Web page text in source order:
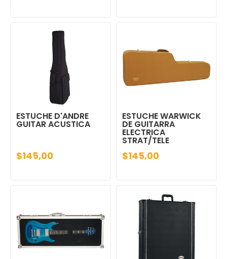
ESTUCHE D'ANDRE
GUITAR ACUSTICA
$145,00
ESTUCHE WARWICK
DE GUITARRA
ELECTRICA
STRAT/TELE
$145,00